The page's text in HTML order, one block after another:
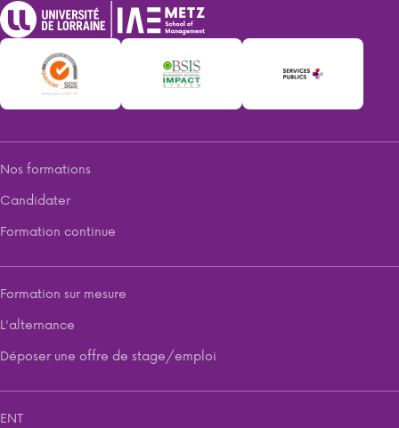
Nos formations
Candidater
Formation continue
Formation sur mesure
L'alternance
Déposer une offre de stage/emploi
ENT